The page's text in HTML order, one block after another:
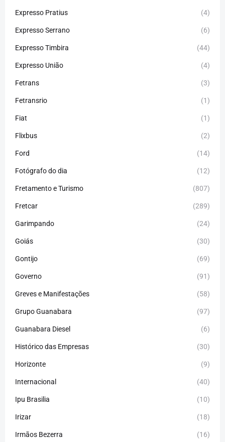
Expresso Pratius (4)
Expresso Serrano (6)
Expresso Timbira (44)
Expresso União (4)
Fetrans (3)
Fetransrio (1)
Fiat (1)
Flixbus (2)
Ford (14)
Fotógrafo do dia (12)
Fretamento e Turismo (807)
Fretcar (289)
Garimpando (24)
Goiás (30)
Gontijo (69)
Governo (91)
Greves e Manifestações (58)
Grupo Guanabara (97)
Guanabara Diesel (6)
Histórico das Empresas (30)
Horizonte (9)
Internacional (40)
Ipu Brasilia (10)
Irizar (18)
Irmãos Bezerra (16)